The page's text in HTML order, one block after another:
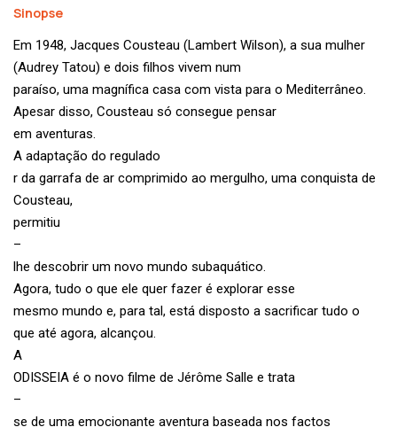
Sinopse
Em 1948, Jacques Cousteau (Lambert Wilson), a sua mulher
(Audrey Tatou) e dois filhos vivem num
paraíso, uma magnífica casa com vista para o Mediterrâneo.
Apesar disso, Cousteau só consegue pensar
em aventuras.
A adaptação do regulado
r da garrafa de ar comprimido ao mergulho, uma conquista de
Cousteau,
permitiu
–
lhe descobrir um novo mundo subaquático.
Agora, tudo o que ele quer fazer é explorar esse
mesmo mundo e, para tal, está disposto a sacrificar tudo o
que até agora, alcançou.
A
ODISSEIA é o novo filme de Jérôme Salle e trata
–
se de uma emocionante aventura baseada nos factos